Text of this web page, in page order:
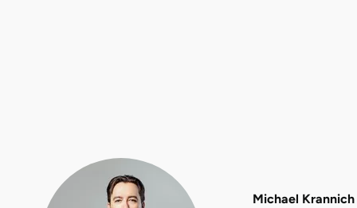
Michael Krannich
Göppingen